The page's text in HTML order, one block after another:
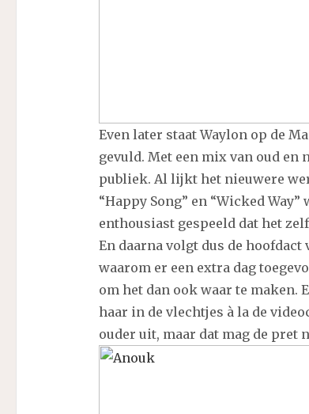
Even later staat Waylon op de
gevuld. Met een mix van oud
publiek. Al lijkt het nieuwere
“Happy Song” en “Wicked
enthousiast gespeeld dat het
En daarna volgt dus de
waarom er een extra dag
om het dan ook waar te maken.
haar in de vlechtjes à la de
ouder uit, maar dat mag de pret